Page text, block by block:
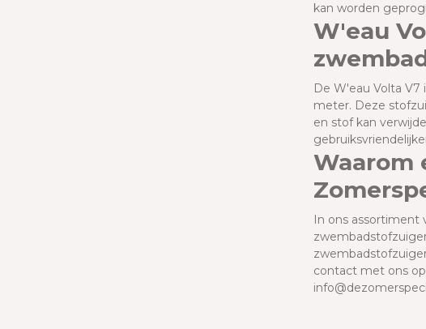
kan worden
W'eau
De W'eau Volta
meter. Deze
en stof kan
Waarom
In ons assortiment
contact met ons